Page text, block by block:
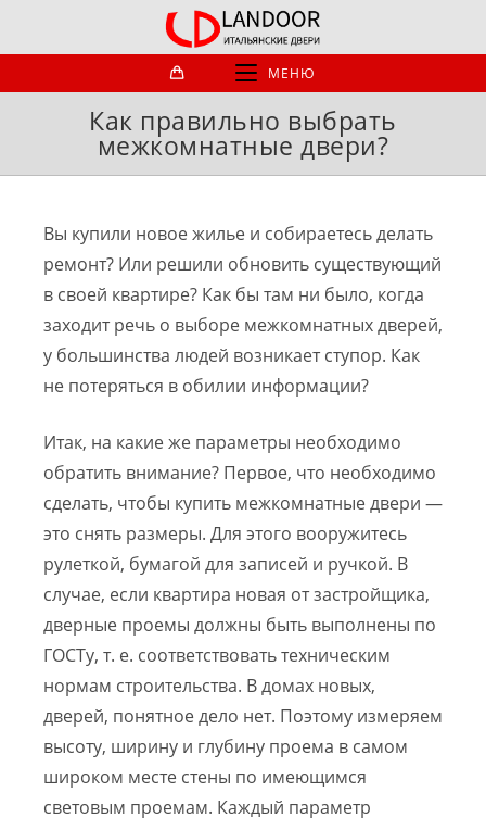
МЕНЮ
Как правильно выбрать
межкомнатные двери?
Вы купили новое жилье и собираетесь делать
ремонт? Или решили обновить существующий
в своей квартире? Как бы там ни было, когда
заходит речь о выборе межкомнатных дверей,
у большинства людей возникает ступор. Как
не потеряться в обилии информации?
Итак, на какие же параметры необходимо
обратить внимание? Первое, что необходимо
сделать, чтобы купить межкомнатные двери —
это снять размеры. Для этого вооружитесь
рулеткой, бумагой для записей и ручкой. В
случае, если квартира новая от застройщика,
дверные проемы должны быть выполнены по
ГОСТу, т. е. соответствовать техническим
нормам строительства. В домах новых,
дверей, понятное дело нет. Поэтому измеряем
высоту, ширину и глубину проема в самом
широком месте стены по имеющимся
световым проемам. Каждый параметр